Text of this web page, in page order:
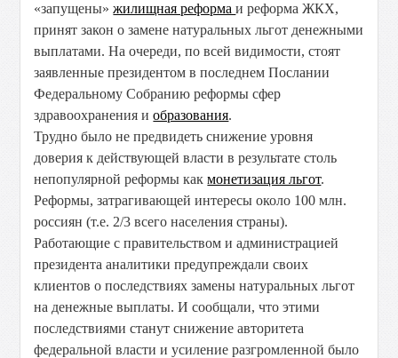
«запущены»жилищная реформаи реформа ЖКХ,
принят закон о замене натуральных льгот денежными
выплатами. На очереди, по всей видимости, стоят
заявленные президентом в последнем Послании
Федеральному Собранию реформы сфер
здравоохранения иобразования.
Трудно было не предвидеть снижение уровня
доверия к действующей власти в результате столь
непопулярной реформы какмонетизация льгот.
Реформы, затрагивающей интересы около 100 млн.
россиян (т.е. 2/3 всего населения страны).
Работающие с правительством и администрацией
президента аналитики предупреждали своих
клиентов о последствиях замены натуральных льгот
на денежные выплаты. И сообщали, что этими
последствиями станут снижение авторитета
федеральной власти и усиление разгромленной было